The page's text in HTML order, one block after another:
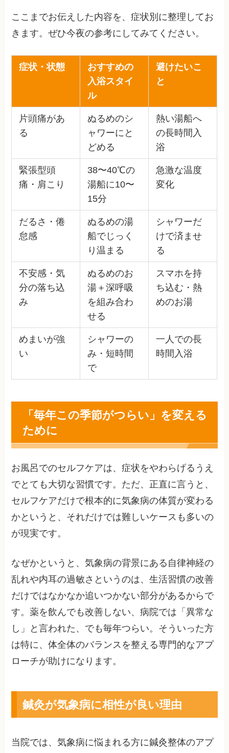
ここまでお伝えした内容を、症状別に整理してお
きます。ぜひ今夜の参考にしてみてください。
症状・状態
おすすめの
入浴スタイ
ル
避けたいこ
と
片頭痛があ
る
ぬるめのシ
ャワーにと
どめる
熱い湯船へ
の長時間入
浴
緊張型頭
痛・肩こり
38〜40℃の
湯船に10〜
15分
急激な温度
変化
だるさ・倦
怠感
ぬるめの湯
船でじっく
り温まる
シャワーだ
けで済ませ
る
不安感・気
分の落ち込
み
ぬるめのお
湯＋深呼吸
を組み合わ
せる
スマホを持
ち込む・熱
めのお湯
めまいが強
い
シャワーの
み・短時間
で
一人での長
時間入浴
「毎年この季節がつらい」を変える
ために
お風呂でのセルフケアは、症状をやわらげるうえ
でとても大切な習慣です。ただ、正直に言うと、
セルフケアだけで根本的に気象病の体質が変わる
かというと、それだけでは難しいケースも多いの
が現実です。
なぜかというと、気象病の背景にある自律神経の
乱れや内耳の過敏さというのは、生活習慣の改善
だけではなかなか追いつかない部分があるからで
す。薬を飲んでも改善しない、病院では「異常な
し」と言われた、でも毎年つらい。そういった方
は特に、体全体のバランスを整える専門的なアプ
ローチが助けになります。
鍼灸が気象病に相性が良い理由
当院では、気象病に悩まれる方に鍼灸整体のアプ